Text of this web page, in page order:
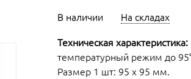
В наличии
На складах
Техническая характеристика:
температурный режим до
Размер 1 шт: 95 х 95 мм.